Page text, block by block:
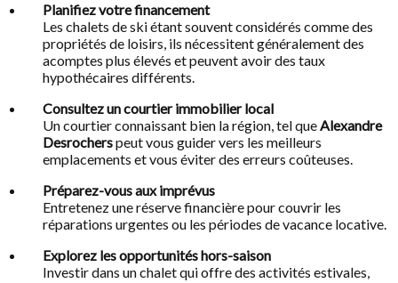
Planifiez votre financement
Les chalets de ski étant souvent considérés comme des
propriétés de loisirs, ils nécessitent généralement des
acomptes plus élevés et peuvent avoir des taux
hypothécaires différents.
Consultez un courtier immobilier local
Un courtier connaissant bien la région, tel queAlexandre
Desrocherspeut vous guider vers les meilleurs
emplacements et vous éviter des erreurs coûteuses.
Préparez-vous aux imprévus
Entretenez une réserve financière pour couvrir les
réparations urgentes ou les périodes de vacance locative.
Explorez les opportunités hors-saison
Investir dans un chalet qui offre des activités estivales,